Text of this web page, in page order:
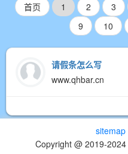
首页 1 2 3
9
10
请假条怎么写
www.qhbar.cn
sitemap
Copyright @ 2019-2024